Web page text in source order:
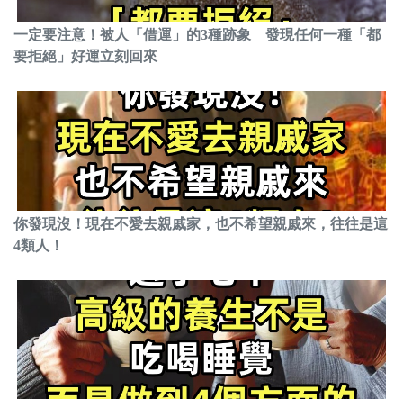
一定要注意！被人「借運」的3種跡象 發現任何一種「都
要拒絕」好運立刻回來
你發現沒！現在不愛去親戚家，也不希望親戚來，往往是這
4類人！